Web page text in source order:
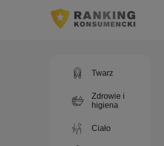
Twarz
Zdrowie i
higiena
Ciało